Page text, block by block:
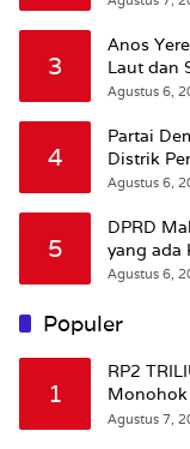
3
Anos
Laut dan
Agustus 6,
4
Partai
Distrik
Agustus 6,
5
DPRD
yang ada
Agustus 6,
Populer
1
RP2
Monohok
Amran
Agustus 7,